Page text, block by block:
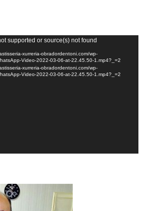
supported or source(s) not found
xurreria-obradordentoni.com/wp-
Video-2022-03-06-at-22.45.50-1.mp4?_=2
xurreria-obradordentoni.com/wp-
Video-2022-03-06-at-22.45.50-1.mp4?_=2